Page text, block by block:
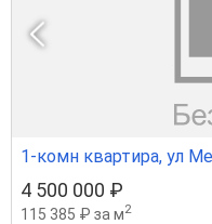
1-комн квартира, ул
4 500 000 ₽
115 385 ₽ за м2